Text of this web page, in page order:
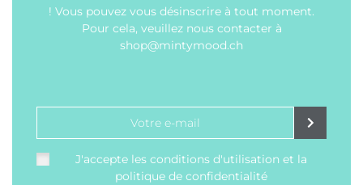
! Vous pouvez vous désinscrire à tout moment.
Pour cela, veuillez nous contacter à
shop@mintymood.ch
J'accepte les conditions d'utilisation et la
politique de confidentialité